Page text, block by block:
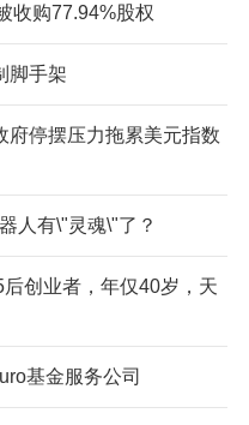
收购77.94%股权
脚手架
府停摆压力拖累美元指数
人有\"灵魂\"了？
创业者，年仅40岁，天
基金服务公司